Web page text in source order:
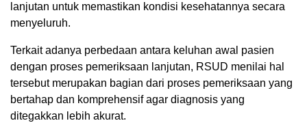
lanjutan untuk memastikan kondisi kesehatannya secara
menyeluruh.
Terkait adanya perbedaan antara keluhan awal pasien
dengan proses pemeriksaan lanjutan, RSUD menilai hal
tersebut merupakan bagian dari proses pemeriksaan yang
bertahap dan komprehensif agar diagnosis yang
ditegakkan lebih akurat.